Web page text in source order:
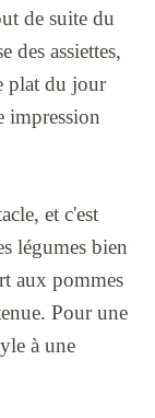
de suite du
des assiettes,
plat du jour
impression
et c'est
légumes bien
aux pommes
Pour une
à une